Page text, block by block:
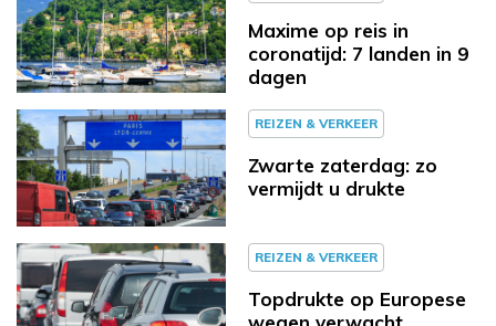
Maxime op reis in
coronatijd: 7 landen in 9
dagen
REIZEN & VERKEER
Zwarte zaterdag: zo
vermijdt u drukte
REIZEN & VERKEER
Topdrukte op Europese